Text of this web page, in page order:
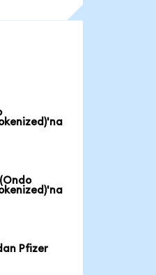
Pfizer